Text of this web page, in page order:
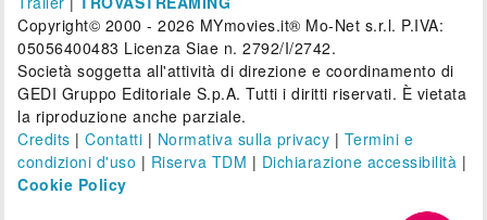
Copyright© 2000 - 2026 MYmovies.it® Mo-Net s.r.l. P.IVA:
05056400483 Licenza Siae n. 2792/I/2742.
Società soggetta all'attività di direzione e coordinamento di
GEDI Gruppo Editoriale S.p.A. Tutti i diritti riservati. È vietata
la riproduzione anche parziale.
Credits |Contatti | Normativa sulla privacy | Termini e
condizioni d'uso | Riserva TDM | Dichiarazione accessibilità |
Cookie Policy